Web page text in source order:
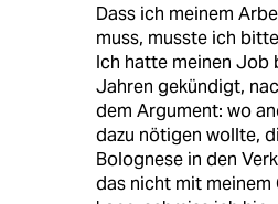
Dass ich meinem
muss, musste ich
Ich hatte meinen Job
Jahren gekündigt,
dem Argument: wo
dazu nötigen wollte,
Bolognese in den
das nicht mit meinem